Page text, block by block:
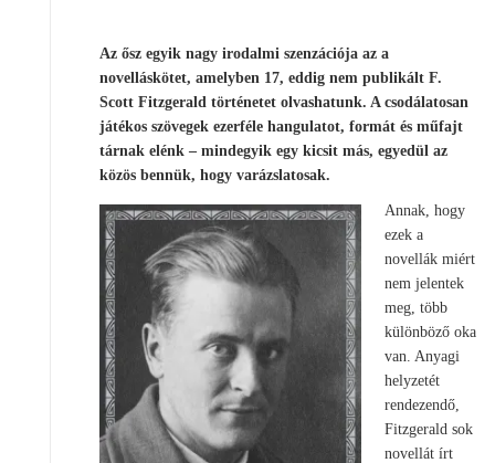
Az ősz egyik nagy irodalmi szenzációja az a
novelláskötet, amelyben 17, eddig nem publikált F.
Scott Fitzgerald történetet olvashatunk. A csodálatosan
játékos szövegek ezerféle hangulatot, formát és műfajt
tárnak elénk – mindegyik egy kicsit más, egyedül az
közös bennük, hogy varázslatosak.
Annak, hogy
ezek a
novellák miért
nem jelentek
meg, több
különböző oka
van. Anyagi
helyzetét
rendezendő,
Fitzgerald sok
novellát írt